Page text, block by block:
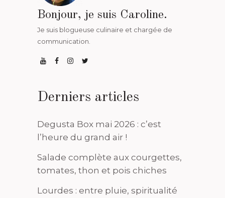
Bonjour, je suis Caroline.
Je suis blogueuse culinaire et chargée de
communication.
Derniers articles
Degusta Box mai 2026 : c’est
l’heure du grand air !
Salade complète aux courgettes,
tomates, thon et pois chiches
Lourdes : entre pluie, spiritualité